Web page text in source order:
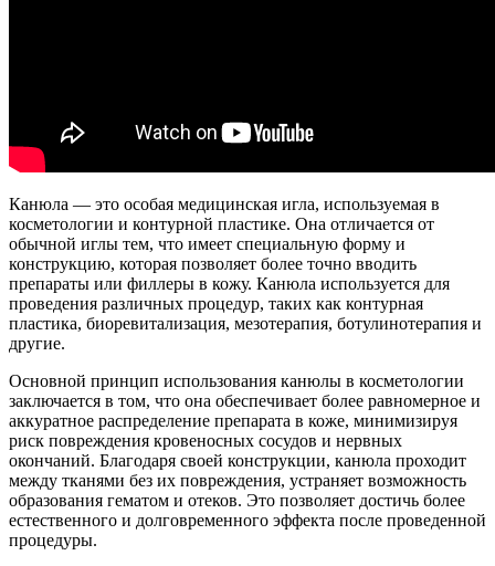
Канюла — это особая медицинская игла, используемая в
косметологии и контурной пластике. Она отличается от
обычной иглы тем, что имеет специальную форму и
конструкцию, которая позволяет более точно вводить
препараты или филлеры в кожу. Канюла используется для
проведения различных процедур, таких как контурная
пластика, биоревитализация, мезотерапия, ботулинотерапия и
другие.
Основной принцип использования канюлы в косметологии
заключается в том, что она обеспечивает более равномерное и
аккуратное распределение препарата в коже, минимизируя
риск повреждения кровеносных сосудов и нервных
окончаний. Благодаря своей конструкции, канюла проходит
между тканями без их повреждения, устраняет возможность
образования гематом и отеков. Это позволяет достичь более
естественного и долговременного эффекта после проведенной
процедуры.